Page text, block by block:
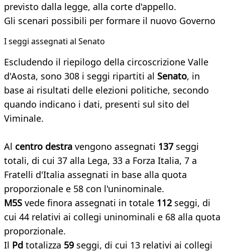
previsto dalla legge, alla corte d'appello.
Gli scenari possibili per formare il nuovo Governo
I seggi assegnati al Senato
Escludendo il riepilogo della circoscrizione Valle
d'Aosta, sono 308 i seggi ripartiti al Senato, in
base ai risultati delle elezioni politiche, secondo
quando indicano i dati, presenti sul sito del
Viminale.
Al centro destra vengono assegnati 137seggi
totali, di cui 37 alla Lega, 33 a Forza Italia, 7 a
Fratelli d'Italia assegnati in base alla quota
proporzionale e 58 con l'uninominale.
M5S vede finora assegnati in totale 112seggi, di
cui 44 relativi ai collegi uninominali e 68 alla quota
proporzionale.
Il Pd totalizza 59 seggi, di cui 13 relativi ai collegi